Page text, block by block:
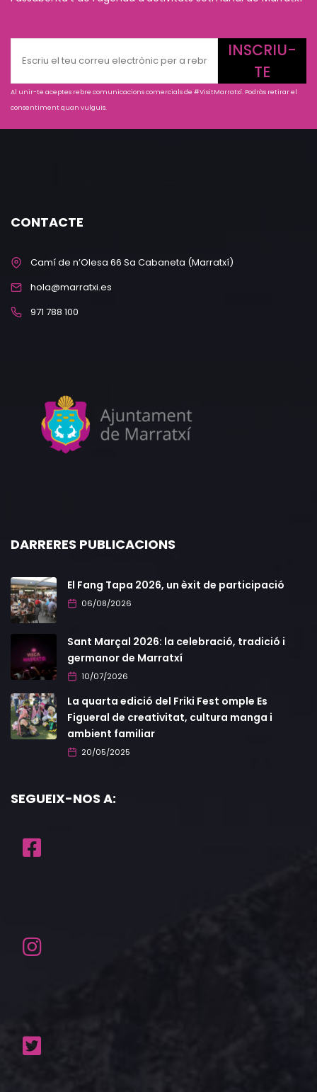
INSCRIU-
TE
Al unir-te aceptes rebre comunicacions comercials de #VisitMarratxí. Podràs retirar el
consentiment quan vulguis.
CONTACTE
Camí de n’Olesa 66 Sa Cabaneta (Marratxí)
hola@marratxi.es
971 788 100
DARRERES PUBLICACIONS
El Fang Tapa 2026, un èxit de participació
06/08/2026
Sant Marçal 2026: la celebració, tradició i
germanor de Marratxí
10/07/2026
La quarta edició del Friki Fest omple Es
Figueral de creativitat, cultura manga i
ambient familiar
20/05/2025
SEGUEIX-NOS A: